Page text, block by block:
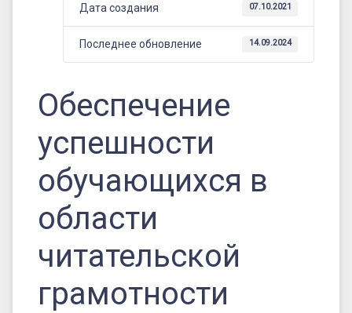
Дата создания 07.10.2021
Последнее обновление 14.09.2024
Обеспечение
успешности
обучающихся в
области
читательской
грамотности